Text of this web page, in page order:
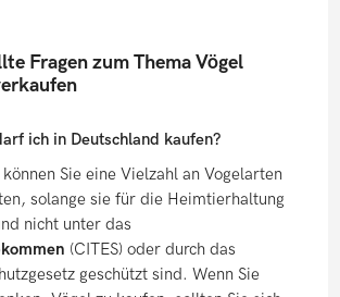
Fragen zum Thema Vögel
ich in Deutschland kaufen?
Sie eine Vielzahl an Vogelarten
solange sie für die Heimtierhaltung
nicht unter das
(CITES) oder durch das
geschützt sind. Wenn Sie